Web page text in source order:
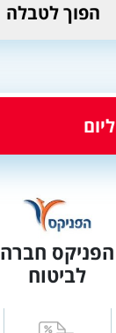
הפוך לטבלה
הפניקס חברה
לביטוח
ליום